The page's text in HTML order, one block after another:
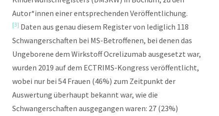
Autor*innen einer entsprechenden Veröffentlichung.
[3] Daten aus genau diesem Register von lediglich 118
Schwangerschaften bei MS-Betroffenen, bei denen das
Ungeborene dem Wirkstoff Ocrelizumab ausgesetzt war,
wurden 2019 auf dem ECTRIMS-Kongress veröffentlicht,
wobei nur bei 54 Frauen (46%) zum Zeitpunkt der
Auswertung überhaupt bekannt war, wie die
Schwangerschaften ausgegangen waren: 27 (23%)